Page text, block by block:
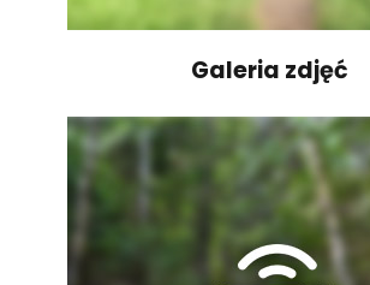
Galeria zdjęć